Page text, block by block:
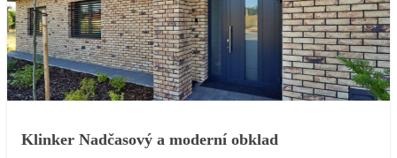
Klinker Nadčasový a moderní obklad